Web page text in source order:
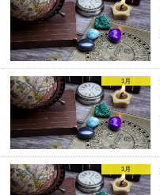
1月
1月